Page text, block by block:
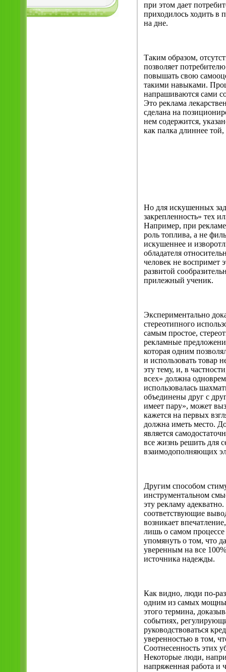
при этом дает
приходилось ходить в
на дне.
Таким образом,
позволяет
повышать свою
такими навыками.
напрашиваются сами
Это реклама
сделана на
нем содержится,
как палка длиннее
Но для искушенных
закрепленность» тех
Например, при рекламе
роль топлива, а не
искушеннее и
обладателя
человек не воспримет
развитой
прилежный ученик.
Экспериментально
стереотипного
самым простое,
рекламные
которая одним
и использовать товар
эту тему, и, в
всех» должна
использовалась
объединены друг с
имеет пару», может
кажется на первых
должна иметь место.
является
все жизнь решить для
взаимодополняющих
Другим способом
инструментальном
эту рекламу
соответствующие
возникает
лишь о самом процессе
упомянуть о том, что
уверенным на все
источника надежды.
Как видно, люди по-
одним из самых
этого термина,
событиях,
руководствоваться
уверенностью в том,
Соотнесенность этих
Некоторые люди,
напряженная работа и